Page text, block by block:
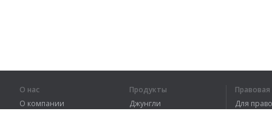
О нас
О компании
Продукты
Джунгли
Для